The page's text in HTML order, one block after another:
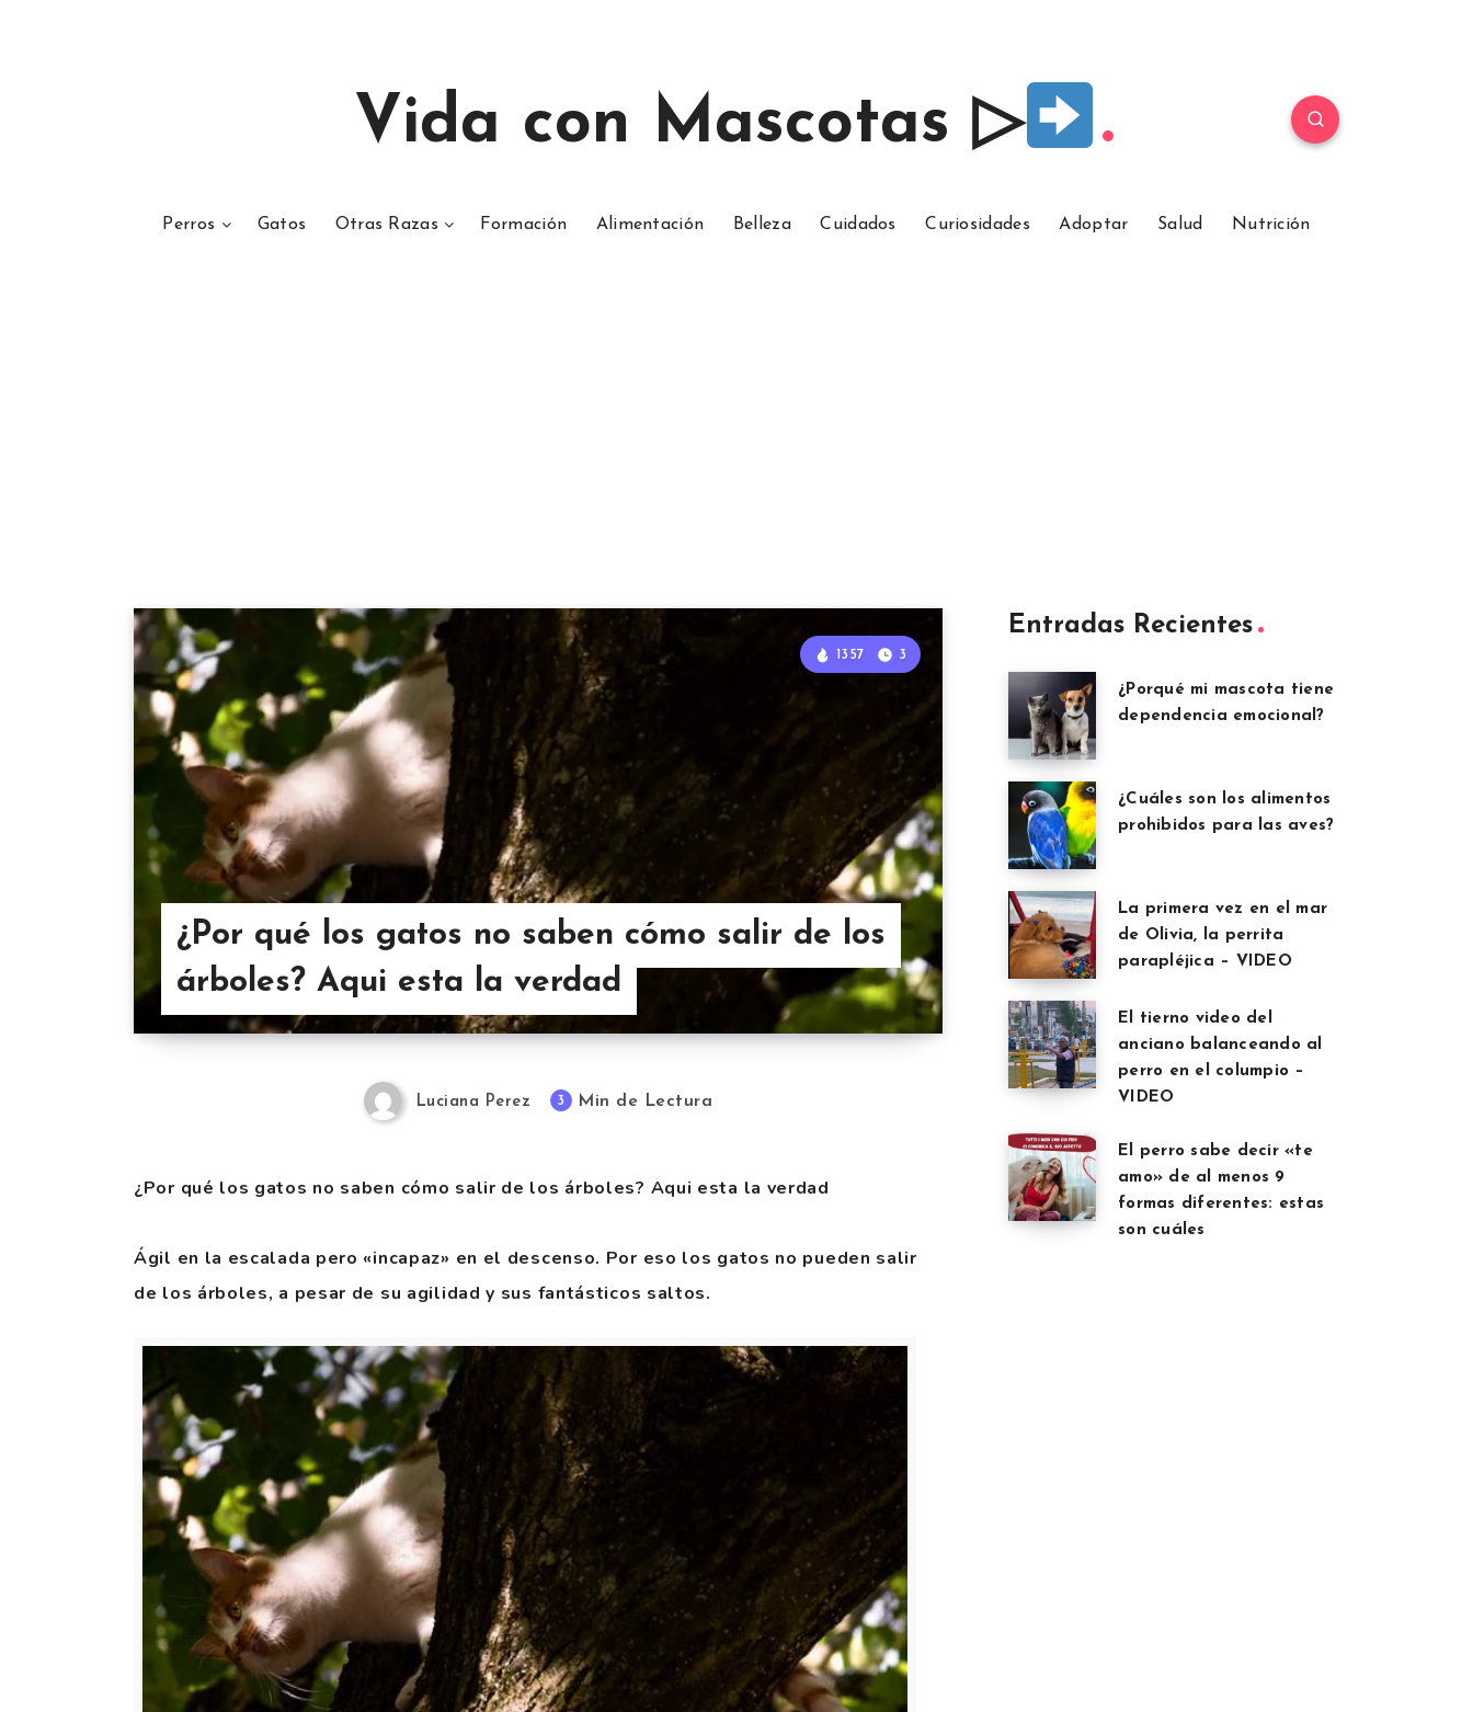
Vida con Mascotas ▷
Perros Gatos Otras Razas Formación Alimentación Belleza Cuidados Curiosidades Adoptar Salud Nutrición
¿Por qué los gatos no saben cómo salir de los
árboles? Aqui esta la verdad
1357 3
Luciana Perez 3 Min de Lectura
¿Por qué los gatos no saben cómo salir de los árboles? Aqui esta la verdad
Ágil en la escalada pero «incapaz» en el descenso. Por eso los gatos no pueden salir
de los árboles, a pesar de su agilidad y sus fantásticos saltos.
Entradas Recientes
¿Porqué mi mascota tiene
dependencia emocional?
¿Cuáles son los alimentos
prohibidos para las aves?
La primera vez en el mar
de Olivia, la perrita
parapléjica – VIDEO
El tierno video del
anciano balanceando al
perro en el columpio –
VIDEO
El perro sabe decir «te
amo» de al menos 9
formas diferentes: estas
son cuáles